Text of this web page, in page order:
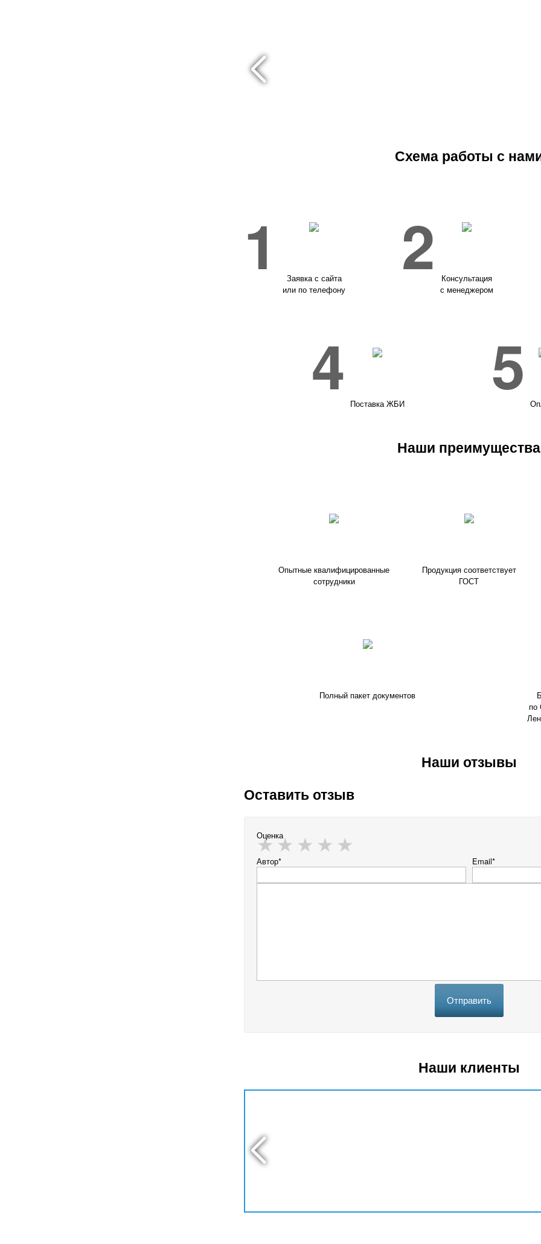
Схема работы с
1
Заявка с сайта
или по телефону
2
Консультация
с менеджером
4 Поставка ЖБИ 5
Наши преимущества
Опытные квалифицированные
сотрудники
Продукция соответствует
ГОСТ
Полный пакет документов
по
Наши отзывы
Оставить отзыв
Оценка
Автор* Email*
Отправить
Наши клиенты